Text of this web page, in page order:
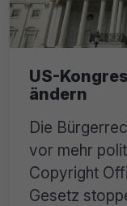
US-
ändern
Die
vor mehr
Copyright
Gesetz